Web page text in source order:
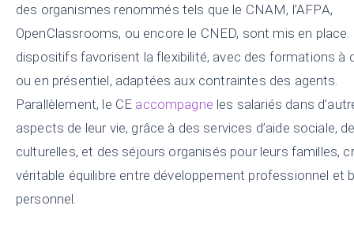
des organismes renommés tels que le CNAM, l’AFPA,
OpenClassrooms, ou encore le CNED, sont mis en place.
dispositifs favorisent la flexibilité, avec des formations à
ou en présentiel, adaptées aux contraintes des agents.
Parallèlement, le CE accompagne les salariés dans
aspects de leur vie, grâce à des services d’aide sociale,
culturelles, et des séjours organisés pour leurs familles,
véritable équilibre entre développement professionnel et
personnel.